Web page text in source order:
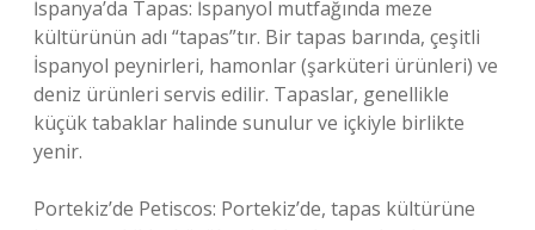
İspanya’da Tapas: İspanyol mutfağında meze
kültürünün adı “tapas”tır. Bir tapas barında, çeşitli
İspanyol peynirleri, hamonlar (şarküteri ürünleri) ve
deniz ürünleri servis edilir. Tapaslar, genellikle
küçük tabaklar halinde sunulur ve içkiyle birlikte
yenir.
Portekiz’de Petiscos: Portekiz’de, tapas kültürüne